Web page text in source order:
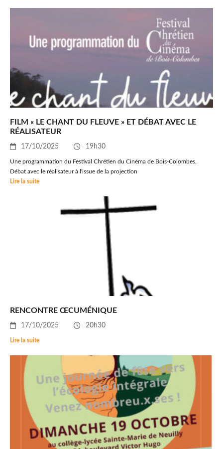
FILM « LE CHANT DU FLEUVE » ET DÉBAT AVEC LE
RÉALISATEUR
17/10/2025 19h30
Une programmation du Festival Chrétien du Cinéma de Bois-Colombes.
Débat avec le réalisateur à l'issue de la projection
Lire la suite
RENCONTRE ŒCUMÉNIQUE
17/10/2025 20h30
Lire la suite